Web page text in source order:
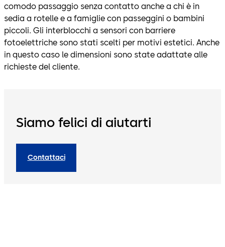
comodo passaggio senza contatto anche a chi è in
sedia a rotelle e a famiglie con passeggini o bambini
piccoli. Gli interblocchi a sensori con barriere
fotoelettriche sono stati scelti per motivi estetici. Anche
in questo caso le dimensioni sono state adattate alle
richieste del cliente.
Siamo felici di aiutarti
Contattaci